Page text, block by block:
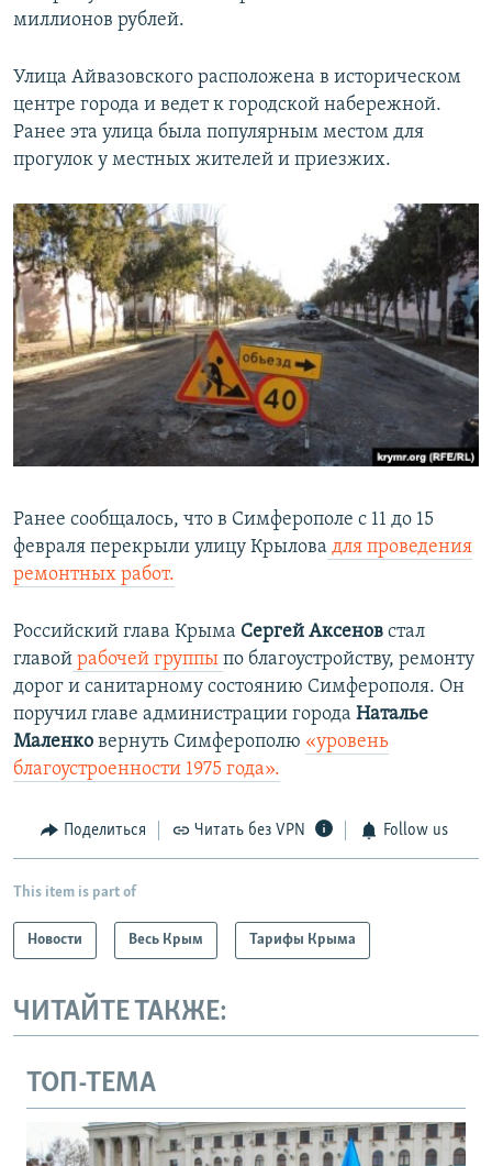
миллионов рублей.
Улица Айвазовского расположена в историческом
центре города и ведет к городской набережной.
Ранее эта улица была популярным местом для
прогулок у местных жителей и приезжих.
Ранее сообщалось, что в Симферополе с 11 до 15
февраля перекрыли улицу Крылова для проведения
ремонтных работ.
Российский глава Крыма Сергей Аксенов стал
главой рабочей группы по благоустройству, ремонту
дорог и санитарному состоянию Симферополя. Он
поручил главе администрации города Наталье
Маленко вернуть Симферополю «уровень
благоустроенности 1975 года».
Поделиться Читать без VPN Follow us
This item is part of
Новости Весь Крым Тарифы Крыма
ЧИТАЙТЕ ТАКЖЕ:
ТОП-ТЕМА